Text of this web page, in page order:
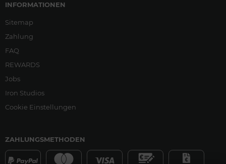
INFORMATIONEN
Sitemap
Zahlung
FAQ
REWARDS
Jobs
Iron Studios
Cookie Einstellungen
ZAHLUNGSMETHODEN